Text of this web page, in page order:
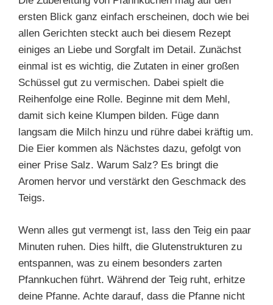
ersten Blick ganz einfach erscheinen, doch wie bei
allen Gerichten steckt auch bei diesem Rezept
einiges an Liebe und Sorgfalt im Detail. Zunächst
einmal ist es wichtig, die Zutaten in einer großen
Schüssel gut zu vermischen. Dabei spielt die
Reihenfolge eine Rolle. Beginne mit dem Mehl,
damit sich keine Klumpen bilden. Füge dann
langsam die Milch hinzu und rühre dabei kräftig um.
Die Eier kommen als Nächstes dazu, gefolgt von
einer Prise Salz. Warum Salz? Es bringt die
Aromen hervor und verstärkt den Geschmack des
Teigs.
Wenn alles gut vermengt ist, lass den Teig ein paar
Minuten ruhen. Dies hilft, die Glutenstrukturen zu
entspannen, was zu einem besonders zarten
Pfannkuchen führt. Während der Teig ruht, erhitze
deine Pfanne. Achte darauf, dass die Pfanne nicht